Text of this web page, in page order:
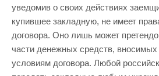
уведомив о своих действиях
купившее закладную, не имеет
договора. Оно лишь может
части денежных средств, вносимых
условиям договора. Любой